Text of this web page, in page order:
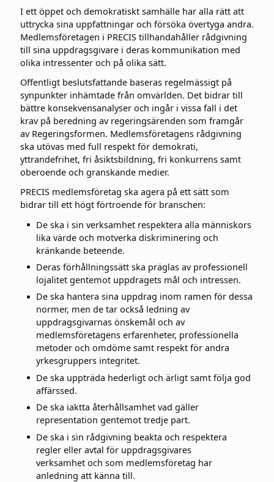
I ett öppet och demokratiskt samhälle har alla rätt att
uttrycka sina uppfattningar och försöka övertyga andra.
Medlemsföretagen i PRECIS tillhandahåller rådgivning
till sina uppdragsgivare i deras kommunikation med
olika intressenter och på olika sätt.
Offentligt beslutsfattande baseras regelmässigt på
synpunkter inhämtade från omvärlden. Det bidrar till
bättre konsekvensanalyser och ingår i vissa fall i det
krav på beredning av regeringsärenden som framgår
av Regeringsformen. Medlemsföretagens rådgivning
ska utövas med full respekt för demokrati,
yttrandefrihet, fri åsiktsbildning, fri konkurrens samt
oberoende och granskande medier.
PRECIS medlemsföretag ska agera på ett sätt som
bidrar till ett högt förtroende för branschen:
De ska i sin verksamhet respektera alla människors
lika värde och motverka diskriminering och
kränkande beteende.
Deras förhållningssätt ska präglas av professionell
lojalitet gentemot uppdragets mål och intressen.
De ska hantera sina uppdrag inom ramen för dessa
normer, men de tar också ledning av
uppdragsgivarnas önskemål och av
medlemsföretagens erfarenheter, professionella
metoder och omdöme samt respekt för andra
yrkesgruppers integritet.
De ska uppträda hederligt och ärligt samt följa god
affärssed.
De ska iaktta återhållsamhet vad gäller
representation gentemot tredje part.
De ska i sin rådgivning beakta och respektera
regler eller avtal för uppdragsgivares
verksamhet och som medlemsföretag har
anledning att känna till.